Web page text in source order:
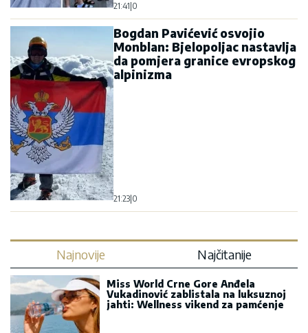
21:41 0
Bogdan Pavićević osvojio
Monblan: Bjelopoljac nastavlja
da pomjera granice evropskog
alpinizma
21:23 0
Najnovije Najčitanije
Miss World Crne Gore Anđela
Vukadinović zablistala na luksuznoj
jahti: Wellness vikend za pamćenje